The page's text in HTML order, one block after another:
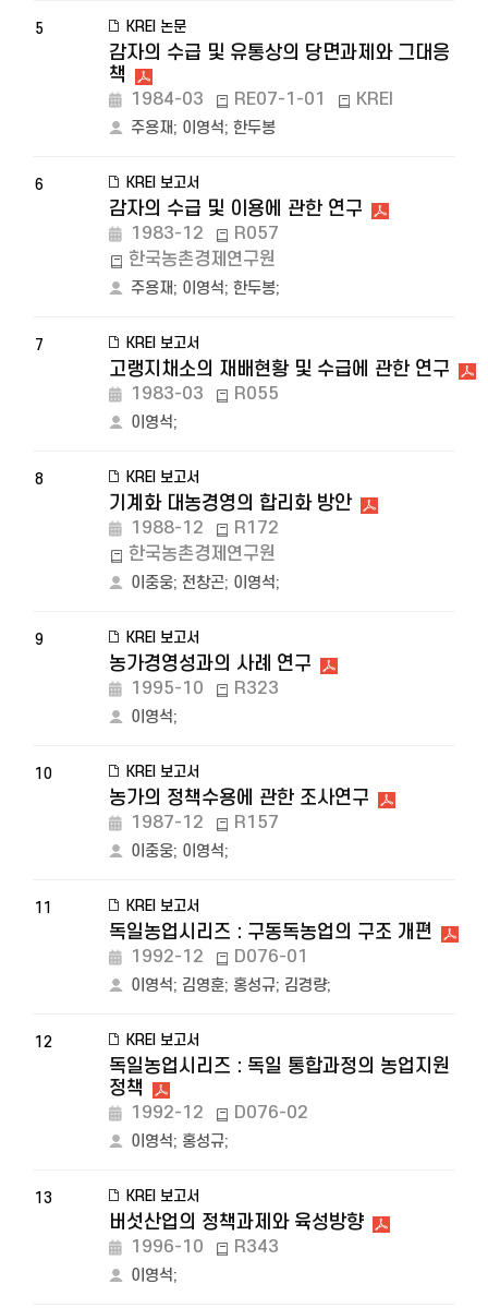
5 KREI 논문
감자의 수급 및 유통상의 당면과제와 그대응
책
1984-03 RE07-1-01 KREI
주용재; 이영석; 한두봉
6 KREI 보고서
감자의 수급 및 이용에 관한 연구
1983-12
R057
한국농촌경제연구원
주용재; 이영석; 한두봉;
7 KREI 보고서
고랭지채소의 재배현황 및 수급에 관한 연구
1983-03 R055
이영석;
8 KREI 보고서
기계화 대농경영의 합리화 방안
1988-12
R172
한국농촌경제연구원
이중웅; 전창곤; 이영석;
9 KREI 보고서
농가경영성과의 사례 연구
1995-10 R323
이영석;
10 KREI 보고서
농가의 정책수용에 관한 조사연구
1987-12 R157
이중웅; 이영석;
11 KREI 보고서
독일농업시리즈 : 구동독농업의 구조 개편
1992-12 D076-01
이영석; 김영훈; 홍성규; 김경량;
12 KREI 보고서
독일농업시리즈 : 독일 통합과정의 농업지원
정책
1992-12 D076-02
이영석; 홍성규;
13 KREI 보고서
버섯산업의 정책과제와 육성방향
1996-10 R343
이영석;